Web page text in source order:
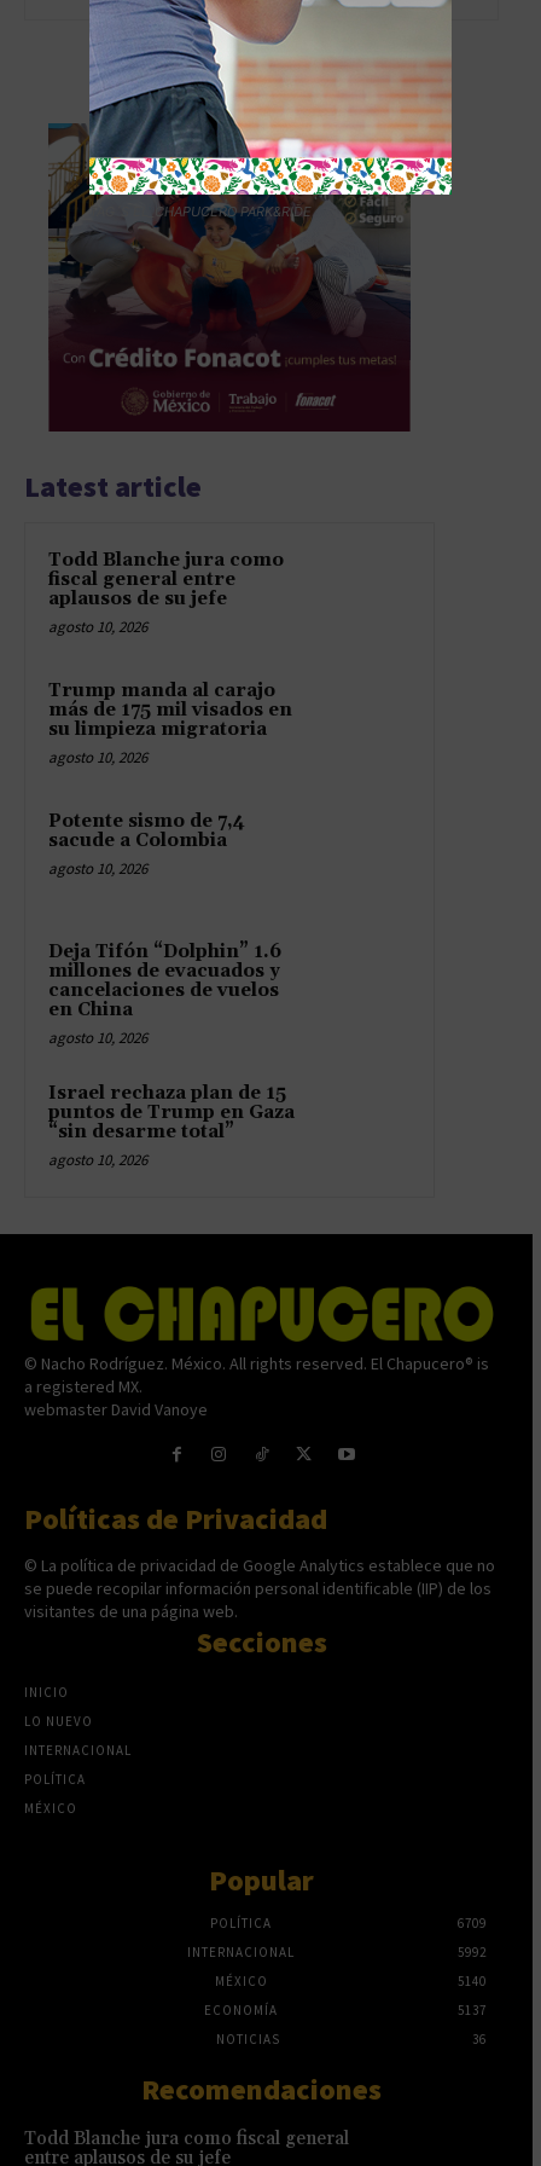
- Advertisement -
Latest article
Todd Blanche jura como
fiscal general entre
aplausos de su jefe
agosto 10, 2026
Trump manda al carajo
más de 175 mil visados en
su limpieza migratoria
agosto 10, 2026
Potente sismo de 7,4
sacude a Colombia
agosto 10, 2026
Deja Tifón “Dolphin” 1.6
millones de evacuados y
cancelaciones de vuelos
en China
agosto 10, 2026
Israel rechaza plan de 15
puntos de Trump en Gaza
“sin desarme total”
agosto 10, 2026
© Nacho Rodríguez. México. All rights reserved. El Chapucero® is
a registered MX.
webmaster David Vanoye
Políticas de Privacidad
© La política de privacidad de Google Analytics establece que no
se puede recopilar información personal identificable (IIP) de los
visitantes de una página web.
Secciones
INICIO
LO NUEVO
INTERNACIONAL
POLÍTICA
MÉXICO
Popular
POLÍTICA
6709
INTERNACIONAL
5992
MÉXICO
5140
ECONOMÍA
5137
NOTICIAS
36
Recomendaciones
Todd Blanche jura como fiscal general
entre aplausos de su jefe
TAG´S EL_CHAPUCERO PARK&RIDE